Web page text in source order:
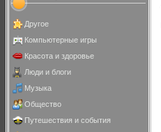
Другое
Компьютерные игры
Красота и здоровье
Люди и блоги
Музыка
Общество
Путешествия и события